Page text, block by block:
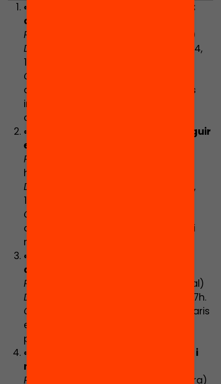
«El nostre cervell està desordenat:
què podem fer?»
Ponent
: David Bueno (neurocientífic)
Data
: Dilluns 25 de novembre de 2024,
17h.
Contingut
durant l’adolescència i com aquests
influeixen en la motivació i el
comportament.
«Com comunicar-nos per aconseguir
el que volem»
Ponent
humor)
Data
: Dimecres 29 de gener de 2025,
17h.
Contingut
assertivament, gestionar conflictes i
millorar relacions personals.
«Tria la teva aventura: orientació
acadèmica i professional»
Ponent
: José Alonso (consultor social)
Data
: Dimarts 18 de febrer de 2025, 17h.
Contingut
: Estratègies per triar itineraris
educatius d’acord amb interessos
personals i sortides laborals.
«Com organitzar-te en els estudis i
no morir en l’intent»
Ponent
: Carme Bartomeu (educadora)